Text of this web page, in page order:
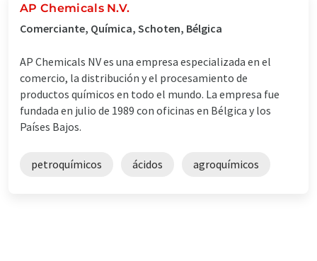
AP Chemicals N.V.
Comerciante, Química, Schoten, Bélgica
AP Chemicals NV es una empresa especializada en el
comercio, la distribución y el procesamiento de
productos químicos en todo el mundo. La empresa fue
fundada en julio de 1989 con oficinas en Bélgica y los
Países Bajos.
petroquímicos ácidos agroquímicos